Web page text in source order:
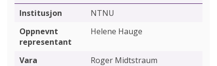
NTNU
Helene Hauge
Roger Midtstraum